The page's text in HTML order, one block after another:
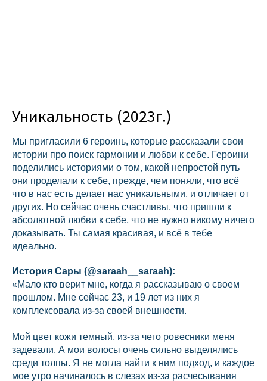
Уникальность (2023г.)
Мы пригласили 6 героинь, которые рассказали свои
истории про поиск гармонии и любви к себе. Героини
поделились историями о том, какой непростой путь
они проделали к себе, прежде, чем поняли, что всё
что в нас есть делает нас уникальными, и отличает от
других. Но сейчас очень счастливы, что пришли к
абсолютной любви к себе, что не нужно никому ничего
доказывать. Ты самая красивая, и всё в тебе
идеально.
История Сары (@saraah__saraah):
«Мало кто верит мне, когда я рассказываю о своем
прошлом. Мне сейчас 23, и 19 лет из них я
комплексовала из-за своей внешности.
Мой цвет кожи темный, из-за чего ровесники меня
задевали. А мои волосы очень сильно выделялись
среди толпы. Я не могла найти к ним подход, и каждое
мое утро начиналось в слезах из-за расчесывания